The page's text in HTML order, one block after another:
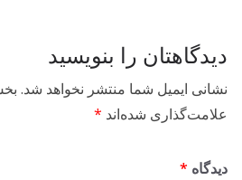
دیدگاهتان را بنویسید
نشانی ایمیل شما منتشر نخواهد شد.
علامت‌گذاری شده‌اند *
دیدگاه *